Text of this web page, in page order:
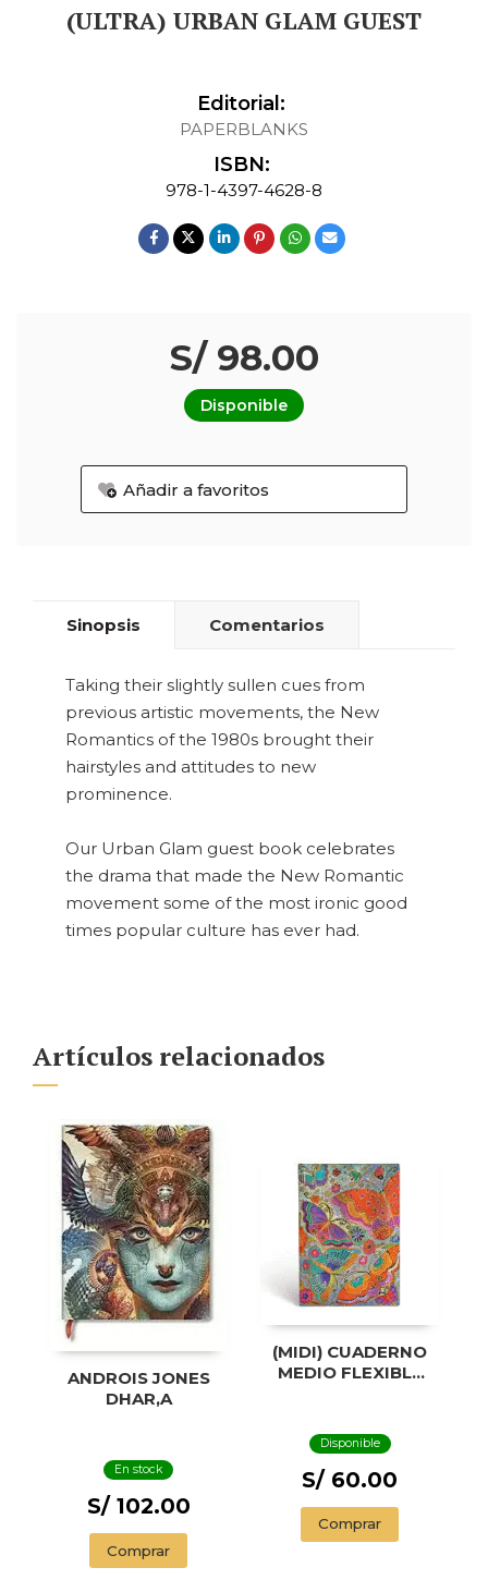
(ULTRA) URBAN GLAM GUEST
Editorial:
PAPERBLANKS
ISBN:
978-1-4397-4628-8
S/ 98.00
Disponible
Añadir a favoritos
Sinopsis Comentarios
Taking their slightly sullen cues from
previous artistic movements, the New
Romantics of the 1980s brought their
hairstyles and attitudes to new
prominence.
Our Urban Glam guest book celebrates
the drama that made the New Romantic
movement some of the most ironic good
times popular culture has ever had.
Artículos relacionados
ANDROIS JONES
DHAR,A
En stock
S/ 102.00
Comprar
(MIDI) CUADERNO
MEDIO FLEXIBLE
Disponible
S/ 60.00
Comprar